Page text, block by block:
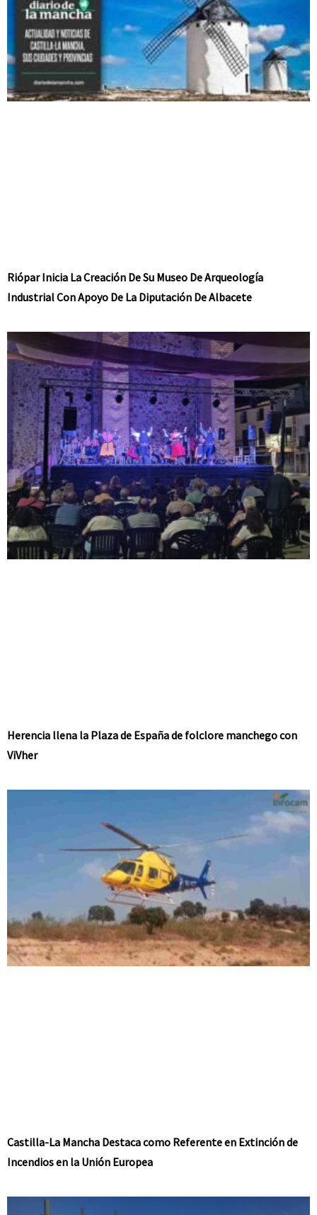
Riópar Inicia La Creación De Su Museo De Arqueología
Industrial Con Apoyo De La Diputación De Albacete
Herencia llena la Plaza de España de folclore manchego con
ViVher
Castilla-La Mancha Destaca como Referente en Extinción de
Incendios en la Unión Europea